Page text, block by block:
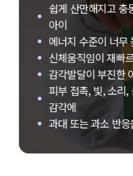
쉽게 산만해지고 충
아이
에너지 수준이 너무
신체움직임이 재빠
감각발달이 부진한
피부 접촉, 빛, 소리,
감각에
과대 또는 과소 반